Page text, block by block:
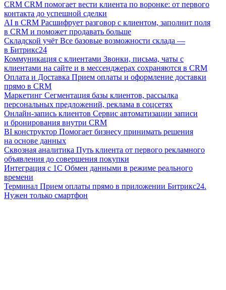
CRM CRM помогает вести клиента по воронке: от первого
контакта до успешной сделки
AI в CRM Расшифрует разговор с клиентом, заполнит поля
в CRM и поможет продавать больше
Складской учёт Все базовые возможности склада —
в Битрикс24
Коммуникация с клиентами Звонки, письма, чаты с
клиентами на сайте и в мессенджерах сохраняются в CRM
Оплата и Доставка Прием оплаты и оформление доставки
прямо в CRM
Маркетинг Сегментация базы клиентов, рассылка
персональных предложений, реклама в соцсетях
Онлайн-запись клиентов Сервис автоматизации записи
и бронирования внутри CRM
BI конструктор Помогает бизнесу принимать решения
на основе данных
Сквозная аналитика Путь клиента от первого рекламного
объявления до совершения покупки
Интеграция с 1С Обмен данными в режиме реального
времени
Терминал Прием оплаты прямо в приложении Битрикс24.
Нужен только смартфон